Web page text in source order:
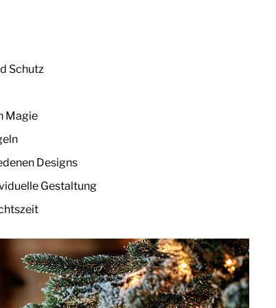
Schutz
Magie
Designs
Gestaltung